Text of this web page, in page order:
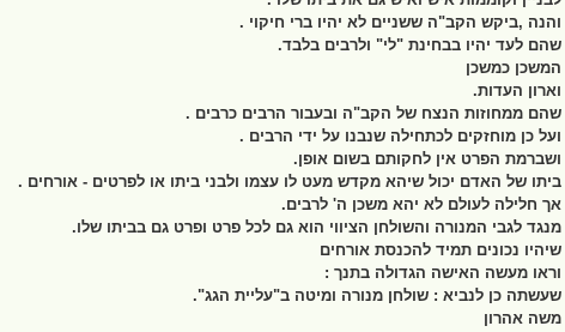
והנה ,ביקש הקב"ה ששניים לא יהיו ברי חיקוי .
שהם לעד יהיו בבחינת "לי" ולרבים בלבד.
המשכן כמשכן
וארון העדות.
שהם ממחוזות הנצח של הקב"ה ובעבור הרבים כרבים .
ועל כן מוחזקים לכתחילה שנבנו על ידי הרבים .
ושברמת הפרט אין לחקותם בשום אופן.
ביתו של האדם יכול שיהא מקדש מעט לו עצמו ולבני ביתו או לפרטים - אורחים .
אך חלילה לעולם לא יהא משכן ה' לרבים.
מנגד לגבי המנורה והשולחן הציווי הוא גם לכל פרט ופרט גם בביתו שלו.
שיהיו נכונים תמיד להכנסת אורחים
וראו מעשה האישה הגדולה בתנך :
שעשתה כן לנביא : שולחן מנורה ומיטה ב"עליית הגג".
משה אהרון